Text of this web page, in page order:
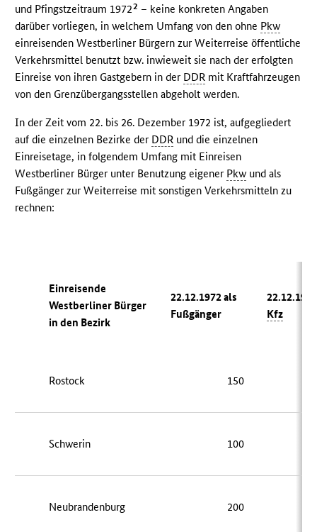
und Pfingstzeitraum 19722 – keine konkreten Angaben
darüber vorliegen, in welchem Umfang von den ohne Pkw
einreisenden Westberliner Bürgern zur Weiterreise öffentliche
Verkehrsmittel benutzt bzw. inwieweit sie nach der erfolgten
Einreise von ihren Gastgebern in der DDR mit Kraftfahrzeugen
von den Grenzübergangsstellen abgeholt werden.
In der Zeit vom 22. bis 26. Dezember 1972 ist, aufgegliedert
auf die einzelnen Bezirke der DDR und die einzelnen
Einreisetage, in folgendem Umfang mit Einreisen
Westberliner Bürger unter Benutzung eigener Pkw und als
Fußgänger zur Weiterreise mit sonstigen Verkehrsmitteln zu
rechnen:
Einreisende
Westberliner Bürger
in den Bezirk
22.12.1972 als
Fußgänger
Kfz
Rostock 150
Schwerin 100
Neubrandenburg 200